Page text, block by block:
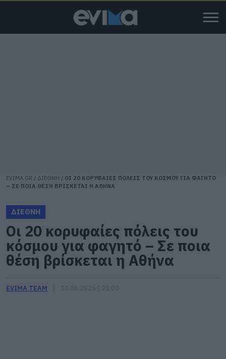
EVIMA.GR / ΔΙΕΘΝΗ / ΟΙ 20 ΚΟΡΥΦΑΙΕΣ ΠΟΛΕΙΣ ΤΟΥ ΚΟΣΜΟΥ ΓΙΑ ΦΑΓΗΤΟ
– ΣΕ ΠΟΙΑ ΘΕΣΗ ΒΡΙΣΚΕΤΑΙ Η ΑΘΗΝΑ
ΔΙΕΘΝΗ
Οι 20 κορυφαίες πόλεις του
κόσμου για φαγητό – Σε ποια
θέση βρίσκεται η Αθήνα
EVIMA TEAM